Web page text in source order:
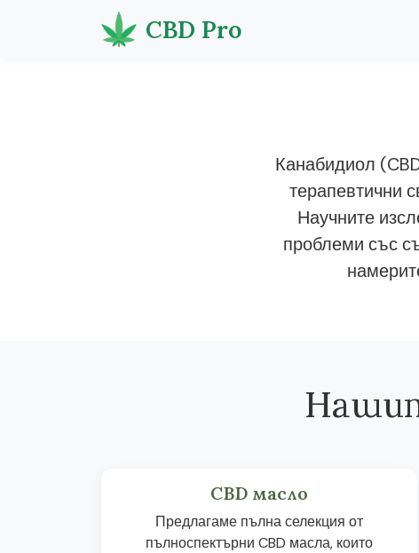
CBD Pro
Канабидиол
терапевтични
Научните
проблеми със
CBD масло
Предлагаме пълна селекция от
пълноспектърни CBD масла, които